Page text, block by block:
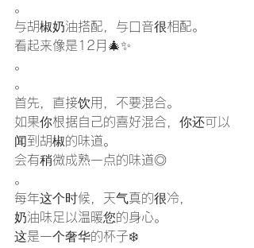
。
与胡椒奶油搭配，与口音很相配。
看起来像是12月🎄✨
。
。
首先，直接饮用，不要混合。
如果你根据自己的喜好混合，你还可以
闻到胡椒的味道。
会有稍微成熟一点的味道◎
。
每年这个时候，天气真的很冷，
奶油味足以温暖您的身心。
这是一个奢华的杯子❄️